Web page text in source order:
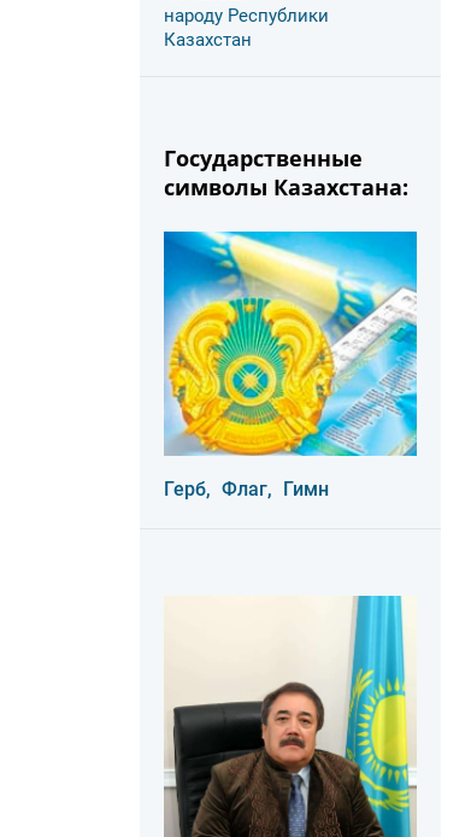
народу Республики
Казахстан
Государственные
символы Казахстана:
Герб, Флаг, Гимн